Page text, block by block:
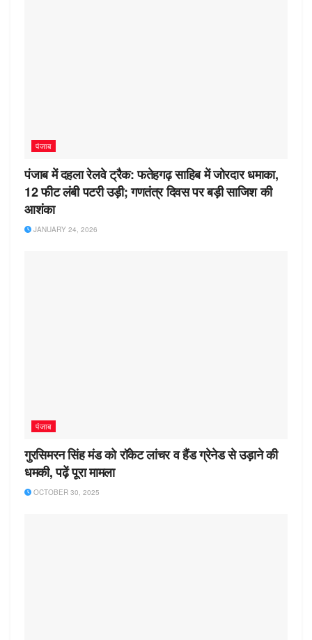
पंजाब
पंजाब में दहला रेलवे ट्रैक: फतेहगढ़ साहिब में जोरदार धमाका,
12 फीट लंबी पटरी उड़ी; गणतंत्र दिवस पर बड़ी साजिश की
आशंका
JANUARY 24, 2026
पंजाब
गुरसिमरन सिंह मंड को रॉकेट लांचर व हैंड ग्रेनेड से उड़ाने की
धमकी, पढ़ें पूरा मामला
OCTOBER 30, 2025